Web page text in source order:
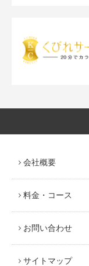
会社概要
料金・コース
お問い合わせ
サイトマップ